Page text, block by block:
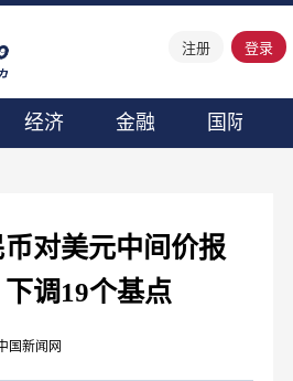
注册 登录
经济 金融 国际
对美元中间价报
下调19个基点
国新闻网